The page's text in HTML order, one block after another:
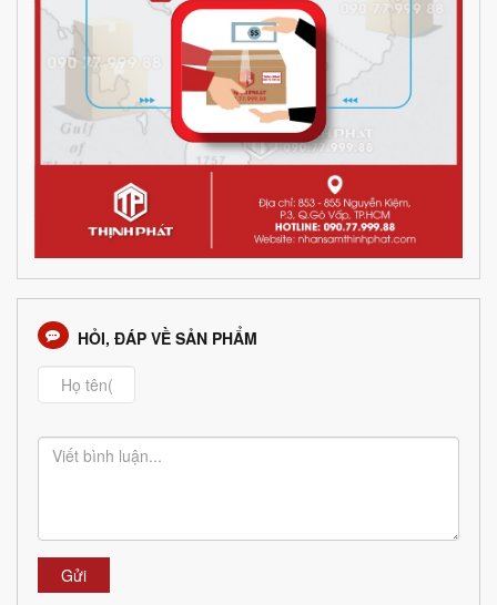
HỎI, ĐÁP VỀ SẢN PHẨM
Gửi